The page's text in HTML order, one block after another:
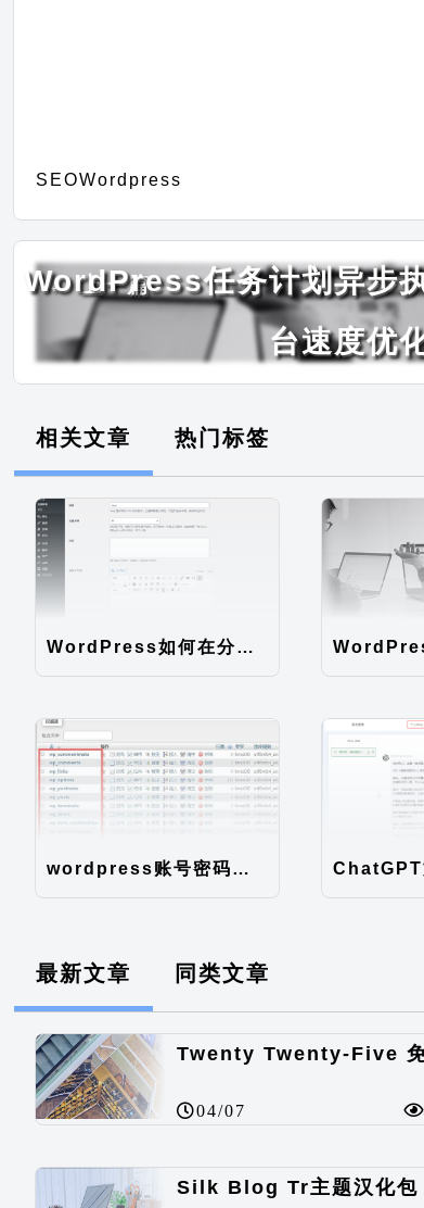
SEOWordpress
← 上一篇
WordPress任务计划异步
台速度优
相关文章 热门标签
WordPress如何在分类自定义字段添加默认编辑器
wordpress账号密码如何直接在数据库修改
最新文章 同类文章
04/07
Silk Blog Tr主题汉化包